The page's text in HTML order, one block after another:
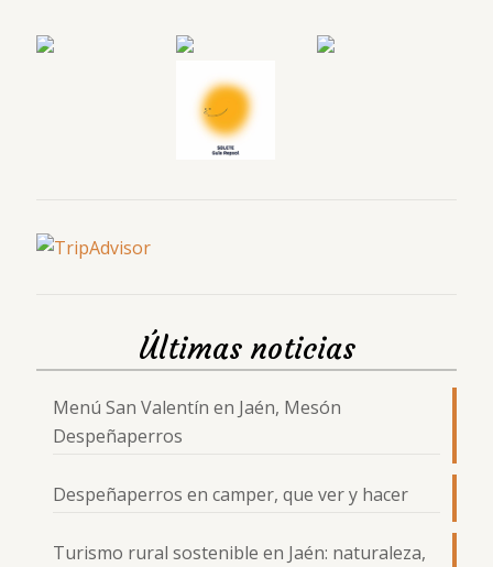
Últimas noticias
Menú San Valentín en Jaén, Mesón
Despeñaperros
Despeñaperros en camper, que ver y hacer
Turismo rural sostenible en Jaén: naturaleza,